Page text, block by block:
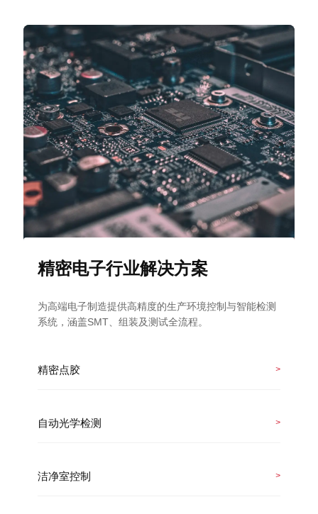
精密电子行业解决方案
为高端电子制造提供高精度的生产环境控制与智能检测
系统，涵盖SMT、组装及测试全流程。
精密点胶 >
自动光学检测 >
洁净室控制 >